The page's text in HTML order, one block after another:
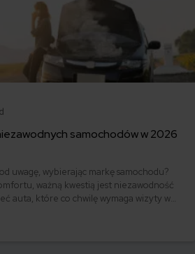
samochodów w 2026
uwagę, wybierając markę samochodu?
ważną kwestią jest niezawodność
auta, które co chwilę wymaga wizyty w
dokładnie przeanalizować dane na